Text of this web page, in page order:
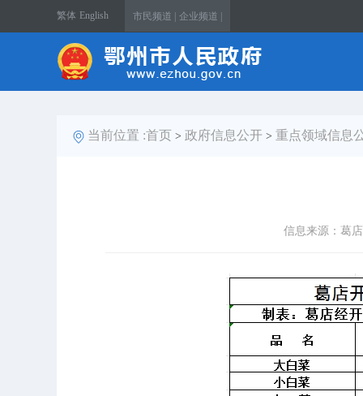
繁体 English 市民频道 | 企业频道 |
当前位置 :首页 > 政府信息公开 > 重点领域信息
信息来源：葛